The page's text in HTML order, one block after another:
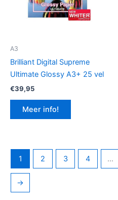
A3
Brilliant Digital Supreme
Ultimate Glossy A3+ 25 vel
€39,95
Meer info!
1 2 3 4 …
→